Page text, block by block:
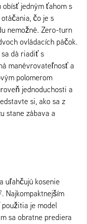
obísť jedným ťahom s
čo je s
nemožné. Zero-turn
ovládacích páčok.
dá riadiť s
manévrovateľnosť a
polomerom
jednoduchosti a
si, ako sa z
stane zábava a
uľahčujú kosenie
Najkompaktnejším
je model
sa obratne prediera